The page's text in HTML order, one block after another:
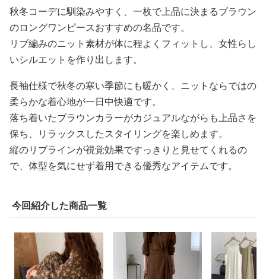
秋冬コーデに馴染みやすく、一枚で上品に決まるブラウン
のロングワンピースおすすめの名品です。
リブ編みのニット素材が体に程よくフィットし、女性らし
いシルエットを作り出します。
長袖仕様で秋冬の寒い季節にも暖かく、ニットならではの
柔らかな着心地が一日中快適です。
落ち着いたブラウンカラーがカジュアルながらも上品さを
保ち、リラックスしたスタイリングを楽しめます。
縦のリブラインが視覚効果ですっきりと見せてくれるの
で、体型を気にせず着用できる優秀なアイテムです。
今回紹介した商品一覧